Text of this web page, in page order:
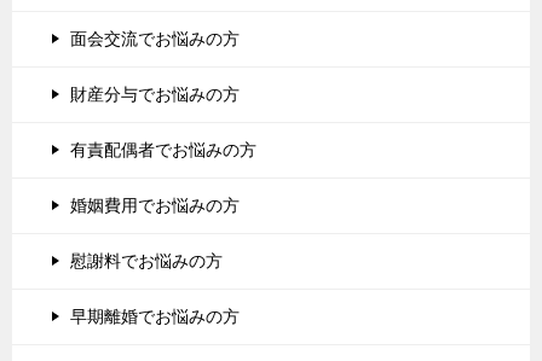
面会交流でお悩みの方
財産分与でお悩みの方
有責配偶者でお悩みの方
婚姻費用でお悩みの方
慰謝料でお悩みの方
早期離婚でお悩みの方